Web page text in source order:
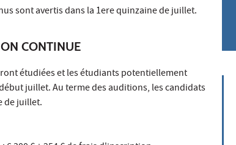
sont avertis dans la 1ere quinzaine de juillet.
CONTINUE
étudiées et les étudiants potentiellement
juillet. Au terme des auditions, les candidats
de juillet.